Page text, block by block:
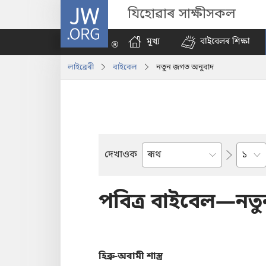
JW.ORG যিহোৱাৰ সাক্ষীসকল
মূখ্য বাইবেলৰ শিক্ষা
লাইব্ৰেৰী বাইবেল নতুন জগত অনুবাদ
দেখাওক
Bible
পবিত্ৰ
হিব্ৰু-অৰামী শাস্ত্র